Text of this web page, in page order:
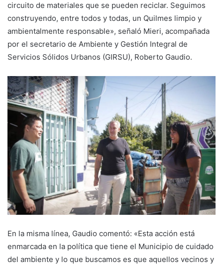
circuito de materiales que se pueden reciclar. Seguimos
construyendo, entre todos y todas, un Quilmes limpio y
ambientalmente responsable», señaló Mieri, acompañada
por el secretario de Ambiente y Gestión Integral de
Servicios Sólidos Urbanos (GIRSU), Roberto Gaudio.
En la misma línea, Gaudio comentó: «Esta acción está
enmarcada en la política que tiene el Municipio de cuidado
del ambiente y lo que buscamos es que aquellos vecinos y